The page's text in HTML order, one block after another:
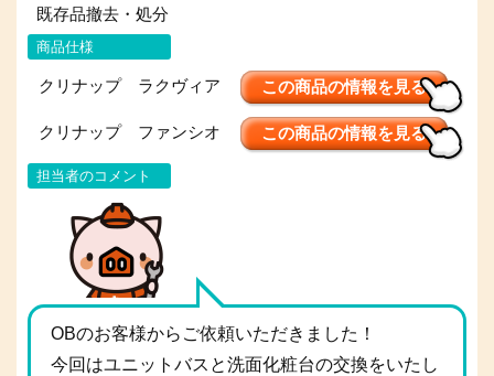
既存品撤去・処分
商品仕様
クリナップ ラクヴィア この商品の情報を見る
クリナップ ファンシオ この商品の情報を見る
担当者のコメント
OBのお客様からご依頼いただきました！
今回はユニットバスと洗面化粧台の交換をいたし